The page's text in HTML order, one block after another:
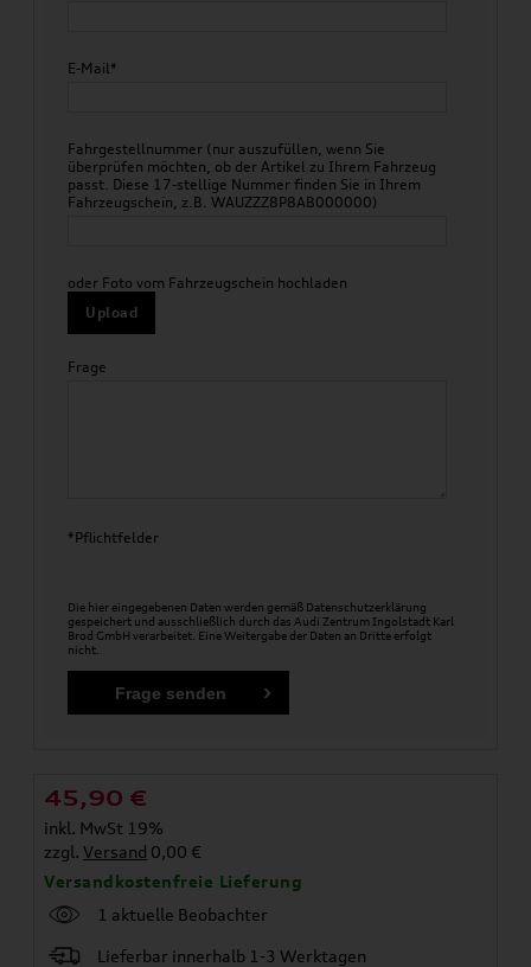
E-Mail*
Fahrgestellnummer (nur auszufüllen, wenn Sie
überprüfen möchten, ob der Artikel zu Ihrem Fahrzeug
passt. Diese 17-stellige Nummer finden Sie in Ihrem
Fahrzeugschein, z.B. WAUZZZ8P8AB000000)
oder Foto vom Fahrzeugschein hochladen
Upload
Frage
*Pflichtfelder
Die hier eingegebenen Daten werden gemäß Datenschutzerklärung
gespeichert und ausschließlich durch das Audi Zentrum Ingolstadt Karl
Brod GmbH verarbeitet. Eine Weitergabe der Daten an Dritte erfolgt
nicht.
45,90 €
inkl. MwSt 19%
zzgl.Versand 0,00 €
Versandkostenfreie Lieferung
1 aktuelle Beobachter
Lieferbar innerhalb 1-3 Werktagen